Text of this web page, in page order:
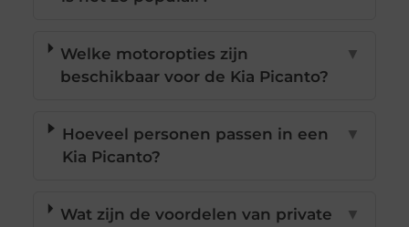
Welke motoropties zijn
beschikbaar voor de Kia Picanto?
▼
Hoeveel personen passen in een
Kia Picanto?
▼
Wat zijn de voordelen van private
▼